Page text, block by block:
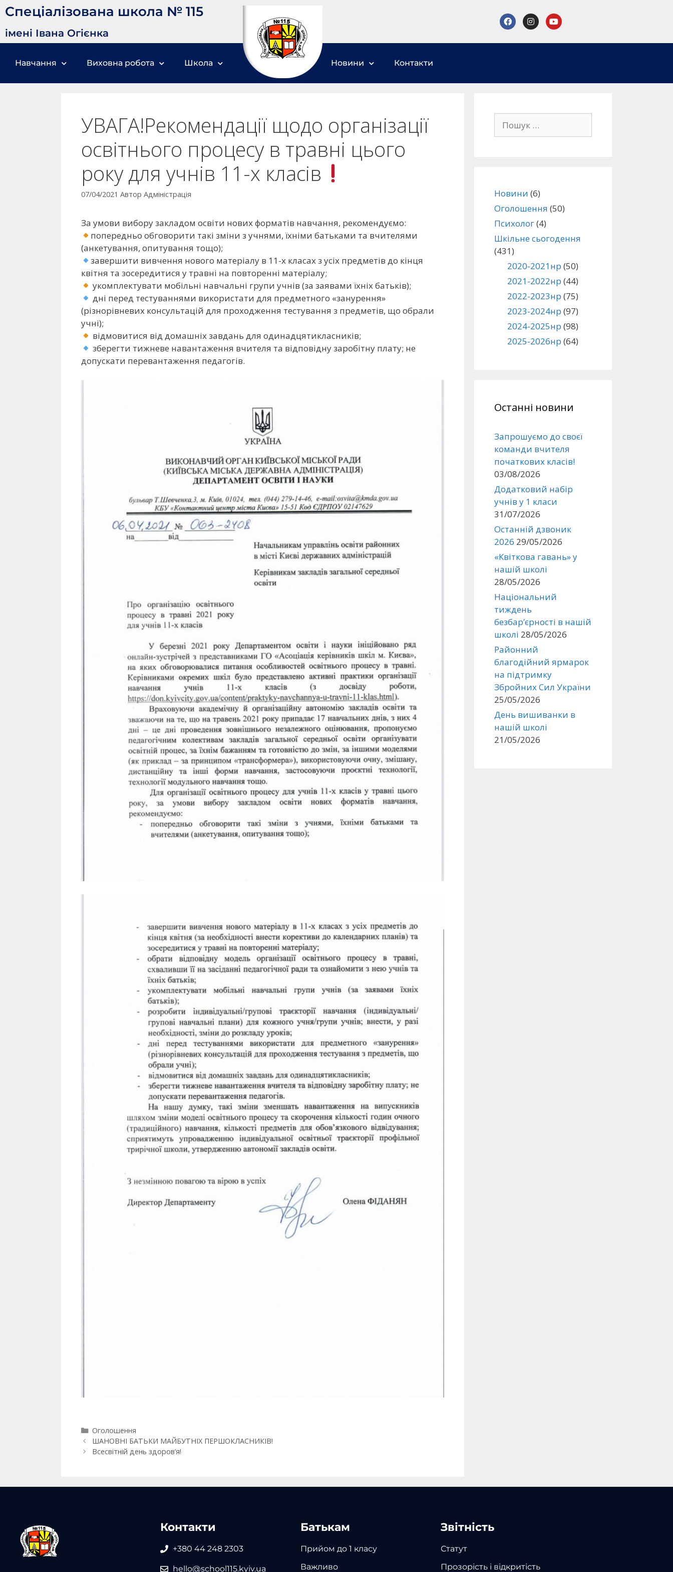
Спеціалізована школа № 115
імені Івана Огієнка
Навчання Виховна робота Школа Новини Контакти
УВАГА!Рекомендації щодо організації
освітнього процесу в травні цього
року для учнів 11-х класів
07/04/2021 Автор Адміністрація
За умови вибору закладом освіти нових форматів навчання, рекомендуємо:
попередньо обговорити такі зміни з учнями, їхніми батьками та вчителями
(анкетування, опитування тощо);
завершити вивчення нового матеріалу в 11-х класах з усіх предметів до кінця
квітня та зосередитися у травні на повторенні матеріалу;
укомплектувати мобільні навчальні групи учнів (за заявами їхніх батьків);
дні перед тестуваннями використати для предметного «занурення»
(різнорівневих консультацій для проходження тестування з предметів, що обрали
учні);
відмовитися від домашніх завдань для одинадцятикласників;
зберегти тижневе навантаження вчителя та відповідну заробітну плату; не
допускати перевантаження педагогів.
Оголошення
ШАНОВНІ БАТЬКИ МАЙБУТНІХ ПЕРШОКЛАСНИКІВ!
Всесвітній день здоров’я!
Новини (6)
Оголошення (50)
Психолог(4)
Шкільне сьогодення
(431)
2020-2021нр (50)
2021-2022нр (44)
2022-2023нр (75)
2023-2024нр (97)
2024-2025нр (98)
2025-2026нр (64)
Останні новини
Запрошуємо до своєї
команди вчителя
початкових класів!
03/08/2026
Додатковий набір
учнів у 1 класи
31/07/2026
Останній дзвоник
2026 29/05/2026
«Квіткова гавань» у
нашій школі
28/05/2026
Національний
тиждень
безбар’єрності в нашій
школі 28/05/2026
Районний
благодійний ярмарок
на підтримку
Збройних Сил України
25/05/2026
День вишиванки в
нашій школі
21/05/2026
Контакти
+380 44 248 2303
hello@school115.kyiv.ua
Батькам
Прийом до 1 класу
Важливо
Звітність
Статут
Прозорість і відкритість